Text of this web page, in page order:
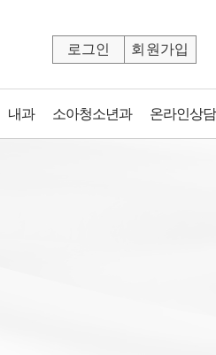
로그인 회원가입
내과 소아청소년과 온라인상담